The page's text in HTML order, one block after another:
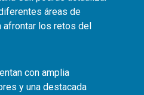
áreas de
afrontar los retos del
con amplia
y una destacada